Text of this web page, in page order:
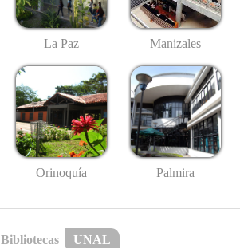
La Paz Manizales
Orinoquía Palmira
Bibliotecas UNAL